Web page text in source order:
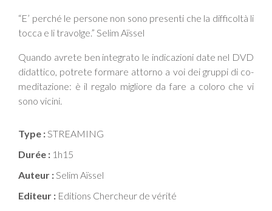
“E’ perché le persone non sono presenti che la difficoltà li
tocca e li travolge.” Selim Aïssel
Quando avrete ben integrato le indicazioni date nel DVD
didattico, potrete formare attorno a voi dei gruppi di co-
meditazione: è il regalo migliore da fare a coloro che vi
sono vicini.
Type :STREAMING
Durée : 1h15
Auteur :Selim Aïssel
Editeur : Editions Chercheur de vérité